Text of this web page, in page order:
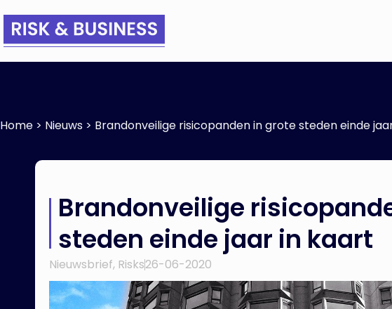
Home > Nieuws > Brandonveilige risicopanden in grote steden einde
Brandonveilige
steden einde jaar in kaart
Nieuwsbrief, Risks26-06-2020